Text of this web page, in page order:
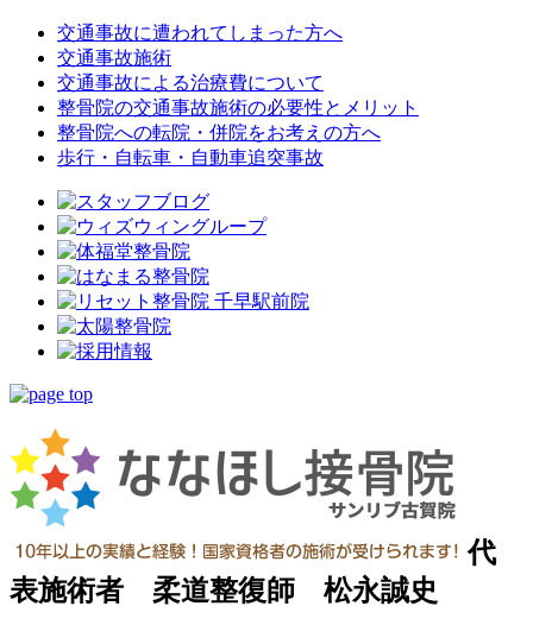
交通事故に遭われてしまった方へ
交通事故施術
交通事故による治療費について
整骨院の交通事故施術の必要性とメリット
整骨院への転院・併院をお考えの方へ
歩行・自転車・自動車追突事故
代
表施術者 柔道整復師 松永誠史